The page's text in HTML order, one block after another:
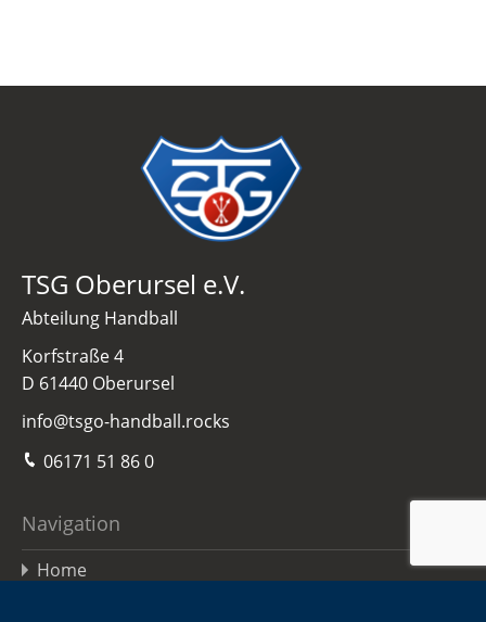
TSG Oberursel e.V.
Abteilung Handball
Korfstraße 4
D 61440 Oberursel
info@tsgo-handball.rocks
06171 51 86 0
Navigation
Home